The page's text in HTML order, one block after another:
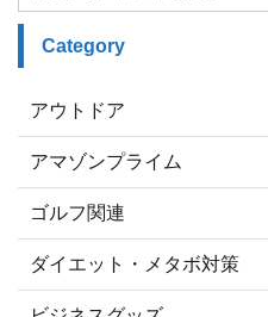
Category
アウトドア
アマゾンプライム
ゴルフ関連
ダイエット・メタボ対策